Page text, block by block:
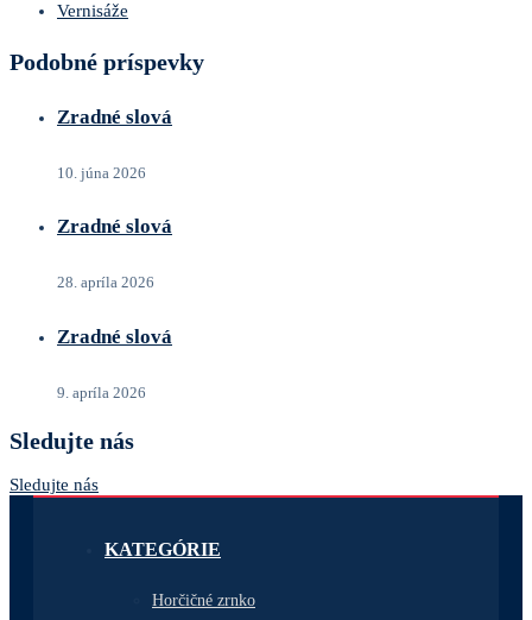
Vernisáže
Podobné príspevky
Zradné slová
10. júna 2026
Zradné slová
28. apríla 2026
Zradné slová
9. apríla 2026
Sledujte nás
Sledujte nás
KATEGÓRIE
Horčičné zrnko